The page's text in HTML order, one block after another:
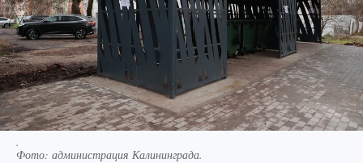
.
Фото: администрация Калининграда.